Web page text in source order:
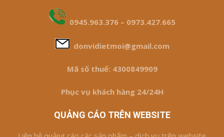
0945.963.376 – 0973.427.665
donvidietmoi@gmail.com
Mã số thuế: 4300849909
Phục vụ khách hàng 24/24H
QUẢNG CÁO TRÊN WEBSITE